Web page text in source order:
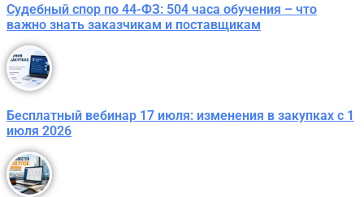
Судебный спор по 44-ФЗ: 504 часа обучения – что
важно знать заказчикам и поставщикам
Бесплатный вебинар 17 июля: изменения в закупках с 1
июля 2026